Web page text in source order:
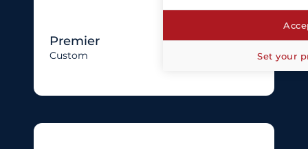
Premier
Custom Set your